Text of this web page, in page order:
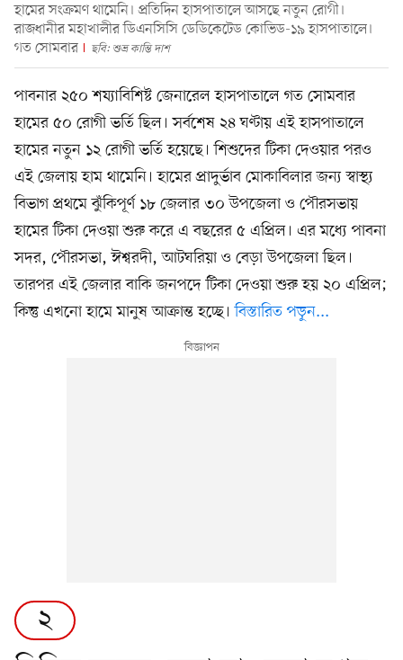
হামের সংক্রমণ থামেনি। প্রতিদিন হাসপাতালে আসছে নতুন রোগী।
রাজধানীর মহাখালীর ডিএনসিসি ডেডিকেটেড কোভিড-১৯ হাসপাতালে।
গত সোমবার
ছবি: শুভ্র কান্তি দাশ
পাবনার ২৫০ শয্যাবিশিষ্ট জেনারেল হাসপাতালে গত সোমবার
হামের ৫০ রোগী ভর্তি ছিল। সর্বশেষ ২৪ ঘণ্টায় এই হাসপাতালে
হামের নতুন ১২ রোগী ভর্তি হয়েছে। শিশুদের টিকা দেওয়ার পরও
এই জেলায় হাম থামেনি। হামের প্রাদুর্ভাব মোকাবিলার জন্য স্বাস্থ্য
বিভাগ প্রথমে ঝুঁকিপূর্ণ ১৮ জেলার ৩০ উপজেলা ও পৌরসভায়
হামের টিকা দেওয়া শুরু করে এ বছরের ৫ এপ্রিল। এর মধ্যে পাবনা
সদর, পৌরসভা, ঈশ্বরদী, আটঘরিয়া ও বেড়া উপজেলা ছিল।
তারপর এই জেলার বাকি জনপদে টিকা দেওয়া শুরু হয় ২০ এপ্রিল;
কিন্তু এখনো হামে মানুষ আক্রান্ত হচ্ছে।বিস্তারিত পড়ুন...
২